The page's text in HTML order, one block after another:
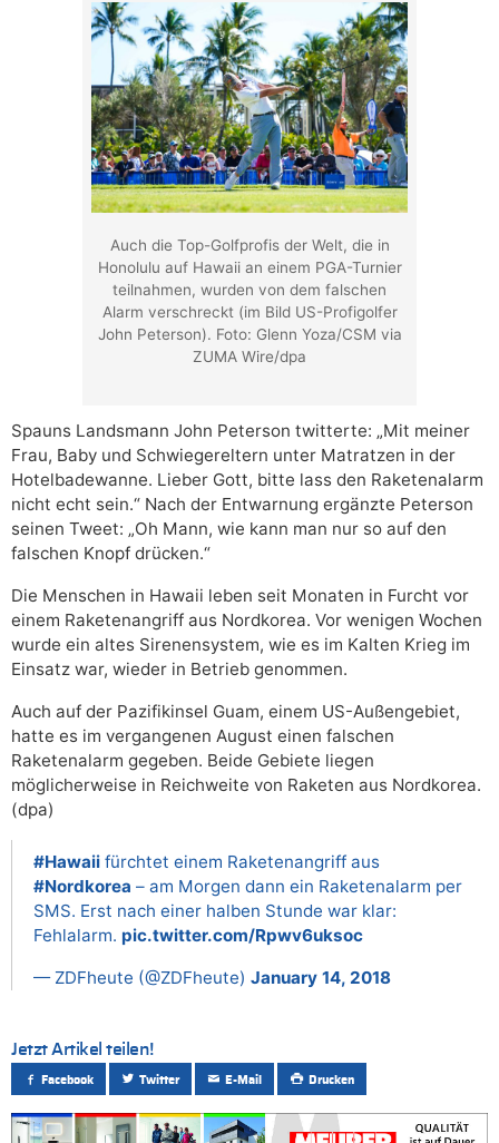
Auch die Top-Golfprofis der Welt, die in
Honolulu auf Hawaii an einem PGA-Turnier
teilnahmen, wurden von dem falschen
Alarm verschreckt (im Bild US-Profigolfer
John Peterson). Foto: Glenn Yoza/CSM via
ZUMA Wire/dpa
Spauns Landsmann John Peterson twitterte: „Mit meiner
Frau, Baby und Schwiegereltern unter Matratzen in der
Hotelbadewanne. Lieber Gott, bitte lass den Raketenalarm
nicht echt sein.“ Nach der Entwarnung ergänzte Peterson
seinen Tweet: „Oh Mann, wie kann man nur so auf den
falschen Knopf drücken.“
Die Menschen in Hawaii leben seit Monaten in Furcht vor
einem Raketenangriff aus Nordkorea. Vor wenigen Wochen
wurde ein altes Sirenensystem, wie es im Kalten Krieg im
Einsatz war, wieder in Betrieb genommen.
Auch auf der Pazifikinsel Guam, einem US-Außengebiet,
hatte es im vergangenen August einen falschen
Raketenalarm gegeben. Beide Gebiete liegen
möglicherweise in Reichweite von Raketen aus Nordkorea.
(dpa)
#Hawaii fürchtet einem Raketenangriff aus
#Nordkorea – am Morgen dann ein Raketenalarm per
SMS. Erst nach einer halben Stunde war klar:
Fehlalarm. pic.twitter.com/Rpwv6uksoc
— ZDFheute (@ZDFheute) January 14, 2018
Jetzt Artikel teilen!
Facebook Twitter E-Mail Drucken